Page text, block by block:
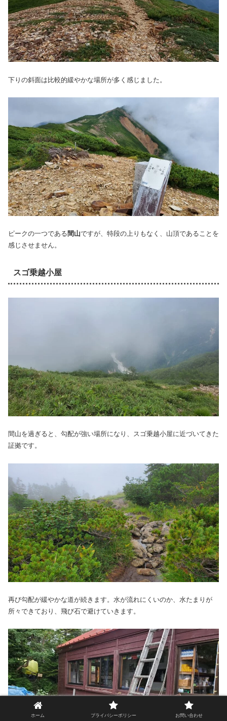
下りの斜面は比較的緩やかな場所が多く感じました。
ピークの一つである 間山ですが、特段の上りもなく、山頂であることを
感じさせません。
スゴ乗越小屋
間山を過ぎると、勾配が強い場所になり、スゴ乗越小屋に近づいてきた
証拠です。
再び勾配が緩やかな道が続きます。水が流れにくいのか、水たまりが
所々できており、飛び石で避けていきます。
ホーム プライバシーポリシー お問い合わせ